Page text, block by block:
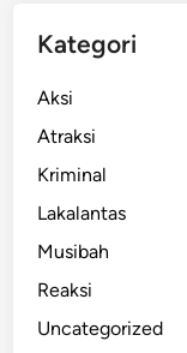
Kategori
Aksi
Atraksi
Kriminal
Lakalantas
Musibah
Reaksi
Uncategorized